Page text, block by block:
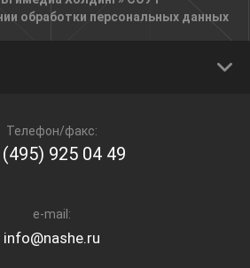
обработки персональных данных
Телефон/факс:
925 04 49
e-mail:
info@nashe.ru